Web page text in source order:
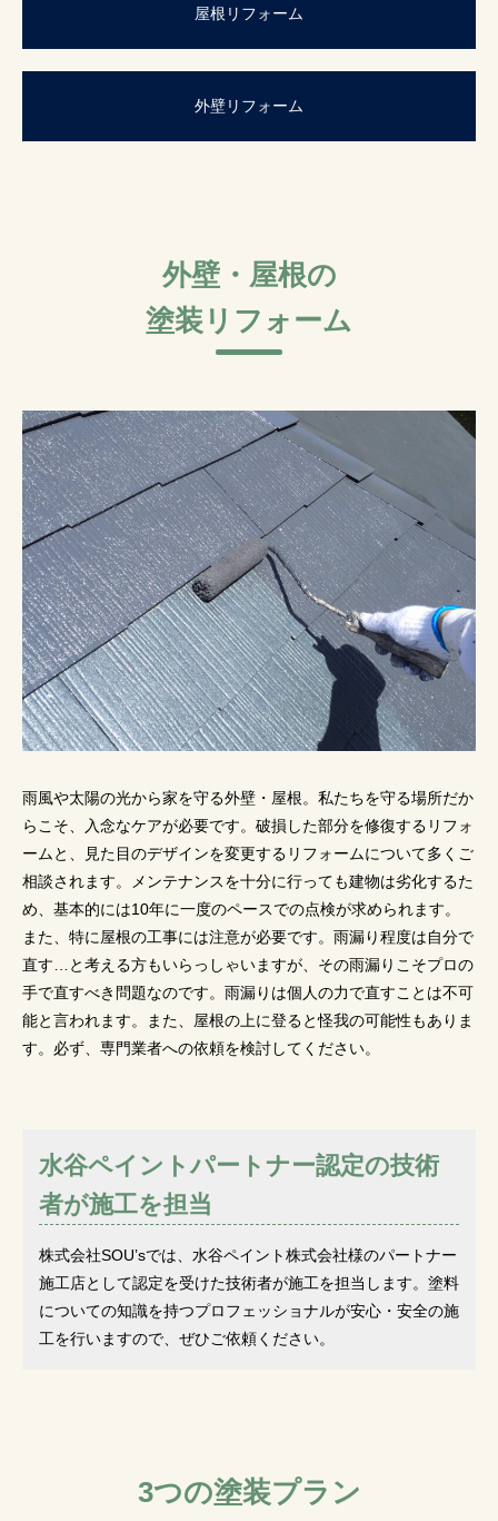
屋根リフォーム
外壁リフォーム
外壁・屋根の
塗装リフォーム
雨風や太陽の光から家を守る外壁・屋根。私たちを守る場所だか
らこそ、入念なケアが必要です。破損した部分を修復するリフォ
ームと、見た目のデザインを変更するリフォームについて多くご
相談されます。メンテナンスを十分に行っても建物は劣化するた
め、基本的には10年に一度のペースでの点検が求められます。
また、特に屋根の工事には注意が必要です。雨漏り程度は自分で
直す…と考える方もいらっしゃいますが、その雨漏りこそプロの
手で直すべき問題なのです。雨漏りは個人の力で直すことは不可
能と言われます。また、屋根の上に登ると怪我の可能性もありま
す。必ず、専門業者への依頼を検討してください。
水谷ペイントパートナー認定の技術
者が施工を担当
株式会社SOU’sでは、水谷ペイント株式会社様のパートナー
施工店として認定を受けた技術者が施工を担当します。塗料
についての知識を持つプロフェッショナルが安心・安全の施
工を行いますので、ぜひご依頼ください。
3つの塗装プラン